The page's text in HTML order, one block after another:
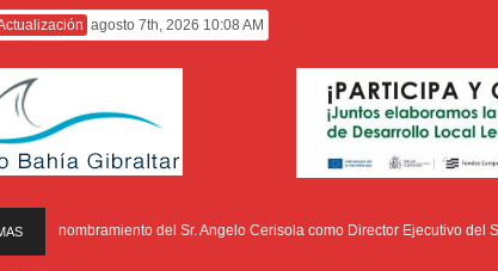
agosto 7th, 2026 10:08 AM
el nombramiento del Sr. Angelo Cerisola como Director Ejecutivo del